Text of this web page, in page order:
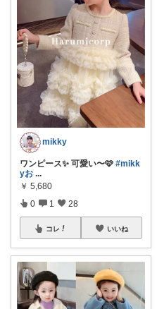
mikky
ワンピース✨ 可愛い〜🩷 #mikk
yお ...
￥ 5,680
0 1 28
コレ いいね